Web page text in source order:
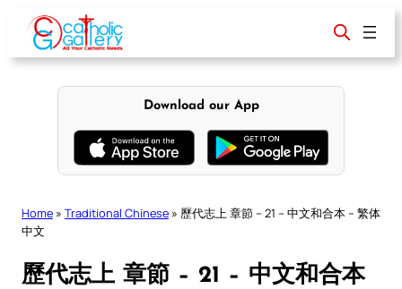
content
Download our App
Home » Traditional Chinese » 歷代志上 章節 – 21 – 中文和合本 – 繁体
中文
歷代志上 章節 – 21 – 中文和合本